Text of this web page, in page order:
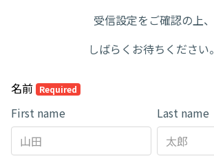
受信設定をご確認の上、
しばらくお待ちください。
名前 Required
Last name
First name